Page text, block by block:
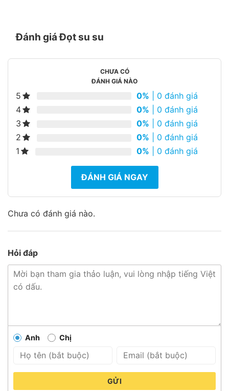
Đánh giá Đọt su su
CHƯA CÓ
ĐÁNH GIÁ NÀO
5 0% | 0 đánh giá
4
0% | 0 đánh giá
3
0% | 0 đánh giá
2
0% | 0 đánh giá
1
0% | 0 đánh giá
ĐÁNH GIÁ NGAY
Chưa có đánh giá nào.
Hỏi đáp
Anh Chị
GỬI